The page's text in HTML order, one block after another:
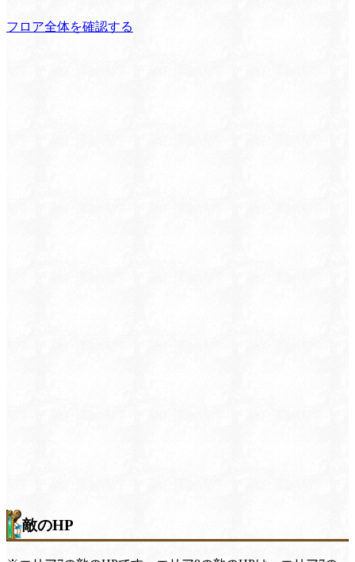
フロア全体を確認する
敵のHP